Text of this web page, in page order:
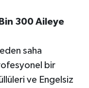
Bin 300 Aileye
saha
bir
ve Engelsiz